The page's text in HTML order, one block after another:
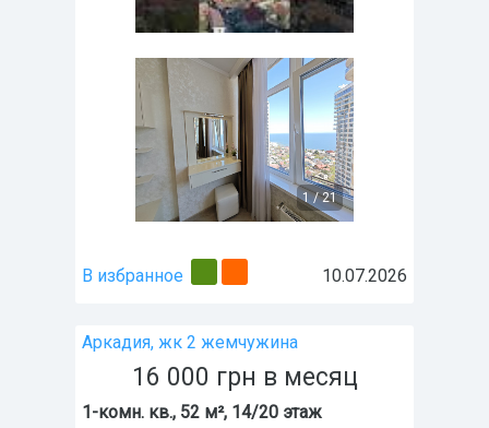
1/21
В избранное 10.07.2026
Аркадия, жк 2 жемчужина
16 000 грн в месяц
1-комн. кв., 52 м², 14/20 этаж